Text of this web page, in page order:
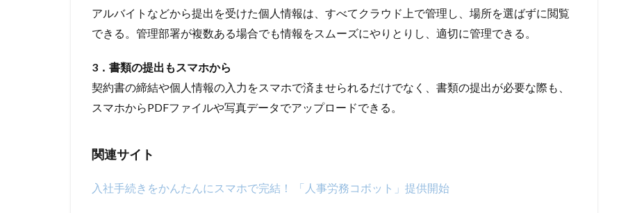
アルバイトなどから提出を受けた個人情報は、すべてクラウド上で管理し、場所を選ばずに閲覧
できる。管理部署が複数ある場合でも情報をスムーズにやりとりし、適切に管理できる。
3．書類の提出もスマホから
契約書の締結や個人情報の入力をスマホで済ませられるだけでなく、書類の提出が必要な際も、
スマホからPDFファイルや写真データでアップロードできる。
関連サイト
入社手続きをかんたんにスマホで完結！ 「人事労務コボット」提供開始